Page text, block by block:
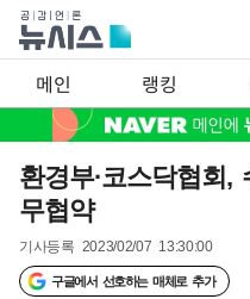
메인 랭킹
환경부·코스닥협회,
무협약
기사등록 2023/02/07 13:30:00
구글에서 선호하는 매체로 추가